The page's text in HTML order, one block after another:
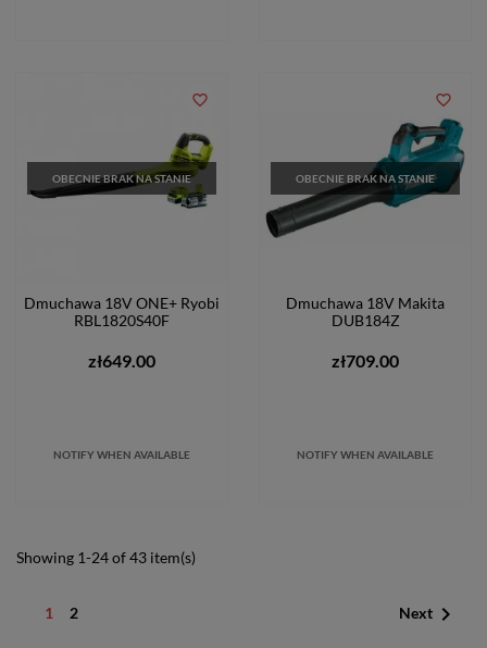
OBECNIE BRAK NA STANIE
Dmuchawa 18V ONE+ Ryobi
RBL1820S40F
zł649.00
NOTIFY WHEN AVAILABLE
favorite_border
OBECNIE BRAK NA STANIE
Dmuchawa 18V Makita
DUB184Z
zł709.00
NOTIFY WHEN AVAILABLE
favorite_border
Showing 1-24 of 43 item(s)
1 2 Next 